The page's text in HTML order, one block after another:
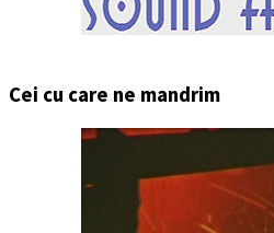
Cei cu care ne mandrim